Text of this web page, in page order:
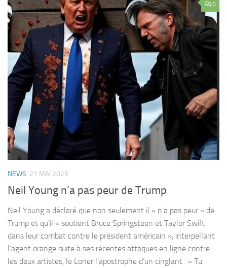
0
NEWS 21 MAI 2025
Neil Young n’a pas peur de Trump
Neil Young a déclaré que non seulement il « n’a pas peur » de
Trump et qu’il « soutient Bruce Springsteen et Taylor Swift
dans leur combat contre le président américain », interpellant
l’agent orange suite à ses récentes attaques en ligne contre
les deux artistes, le Loner l’apostrophe d’un cinglant : « Tu